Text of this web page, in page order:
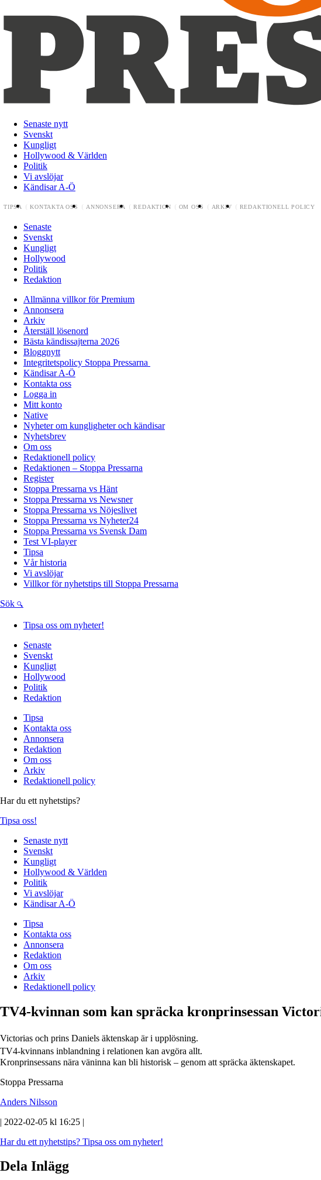
Senaste nytt
Svenskt
Kungligt
Hollywood & Världen
Politik
Vi avslöjar
Kändisar A-Ö
TIPSA KONTAKTA OSS ANNONSERA REDAKTION OM OSS ARKIV REDAKTIONELL POLICY
Senaste
Svenskt
Kungligt
Hollywood
Politik
Redaktion
Allmänna villkor för Premium
Annonsera
Arkiv
Återställ lösenord
Bästa kändissajterna 2026
Bloggnytt
Integritetspolicy Stoppa Pressarna
Kändisar A-Ö
Kontakta oss
Logga in
Mitt konto
Native
Nyheter om kungligheter och kändisar
Nyhetsbrev
Om oss
Redaktionell policy
Redaktionen – Stoppa Pressarna
Register
Stoppa Pressarna vs Hänt
Stoppa Pressarna vs Newsner
Stoppa Pressarna vs Nöjeslivet
Stoppa Pressarna vs Nyheter24
Stoppa Pressarna vs Svensk Dam
Test VI-player
Tipsa
Vår historia
Vi avslöjar
Villkor för nyhetstips till Stoppa Pressarna
Sök
Tipsa oss om nyheter!
Senaste
Svenskt
Kungligt
Hollywood
Politik
Redaktion
Tipsa
Kontakta oss
Annonsera
Redaktion
Om oss
Arkiv
Redaktionell policy
Har du ett nyhetstips?
Tipsa oss!
Senaste nytt
Svenskt
Kungligt
Hollywood & Världen
Politik
Vi avslöjar
Kändisar A-Ö
Tipsa
Kontakta oss
Annonsera
Redaktion
Om oss
Arkiv
Redaktionell policy
TV4-kvinnan som kan spräcka kronprinsessan
Victorias och prins Daniels äktenskap är i upplösning.
TV4-kvinnans inblandning i relationen kan avgöra allt.
Kronprinsessans nära väninna kan bli historisk – genom att spräcka äktenskapet.
Stoppa Pressarna
Anders Nilsson
| 2022-02-05 kl 16:25 |
Har du ett nyhetstips? Tipsa oss om nyheter!
Dela Inlägg